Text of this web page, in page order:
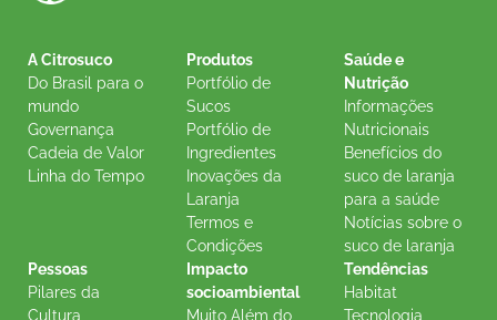
A Citrosuco
Do Brasil para o
mundo
Governança
Cadeia de Valor
Linha do Tempo
Produtos
Portfólio de
Sucos
Portfólio de
Ingredientes
Inovações da
Laranja
Termos e
Condições
Saúde e
Nutrição
Informações
Nutricionais
Benefícios do
suco de laranja
para a saúde
Notícias sobre o
suco de laranja
Pessoas
Pilares da
Cultura
Impacto
socioambiental
Muito Além do
Tendências
Habitat
Tecnologia